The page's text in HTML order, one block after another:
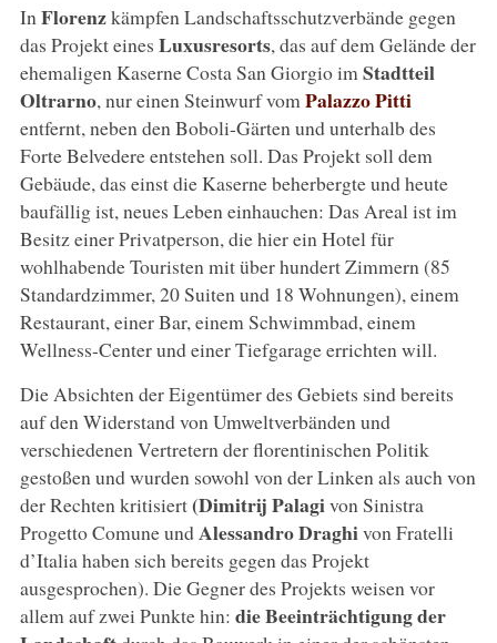
In Florenzkämpfen Landschaftsschutzverbände gegen
das Projekt eines Luxusresorts, das auf dem Gelände der
ehemaligen Kaserne Costa San Giorgio im Stadtteil
Oltrarno, nur einen Steinwurf vom Palazzo Pitti
entfernt, neben den Boboli-Gärten und unterhalb des
Forte Belvedere entstehen soll. Das Projekt soll dem
Gebäude, das einst die Kaserne beherbergte und heute
baufällig ist, neues Leben einhauchen: Das Areal ist im
Besitz einer Privatperson, die hier ein Hotel für
wohlhabende Touristen mit über hundert Zimmern (85
Standardzimmer, 20 Suiten und 18 Wohnungen), einem
Restaurant, einer Bar, einem Schwimmbad, einem
Wellness-Center und einer Tiefgarage errichten will.
Die Absichten der Eigentümer des Gebiets sind bereits
auf den Widerstand von Umweltverbänden und
verschiedenen Vertretern der florentinischen Politik
gestoßen und wurden sowohl von der Linken als auch von
der Rechten kritisiert(Dimitrij Palagivon Sinistra
Progetto Comune undAlessandro Draghivon Fratelli
d’Italia haben sich bereits gegen das Projekt
ausgesprochen). Die Gegner des Projekts weisen vor
allem auf zwei Punkte hin: die Beeinträchtigung der